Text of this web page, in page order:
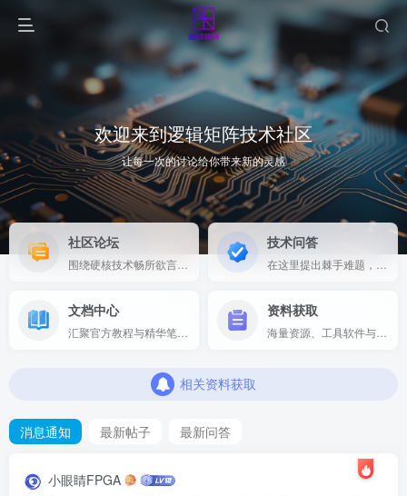
欢迎来到逻辑矩阵技术社区
让每一次的讨论给你带来新的灵感
社区论坛 技术问答
文档中心 资料获取
逻辑矩阵技术社区：微信扫码登录与账号绑定全指南
相关资料获取
逻辑矩阵技术社区：微信扫码登录与账号绑定全指南
【2026集创赛紫光同创杯】参赛须知！参赛须知！参赛须知！
消息通知 最新帖子 最新问答
小眼睛FPGA